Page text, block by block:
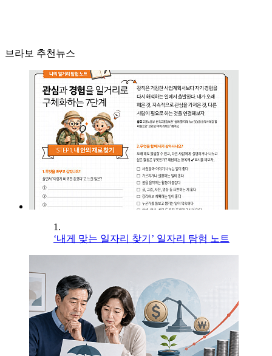
브라보 추천뉴스
1.
‘내게 맞는 일자리 찾기’ 일자리 탐험 노트